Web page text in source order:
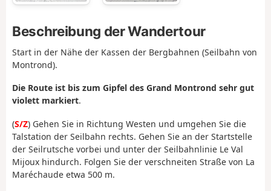
Beschreibung der Wandertour
Start in der Nähe der Kassen der Bergbahnen (Seilbahn von
Montrond).
Die Route ist bis zum Gipfel des Grand Montrond sehr gut
violett markiert.
(S/Z) Gehen Sie in Richtung Westen und umgehen Sie die
Talstation der Seilbahn rechts. Gehen Sie an der Startstelle
der Seilrutsche vorbei und unter der Seilbahnlinie Le Val
Mijoux hindurch. Folgen Sie der verschneiten Straße von La
Maréchaude etwa 500 m.